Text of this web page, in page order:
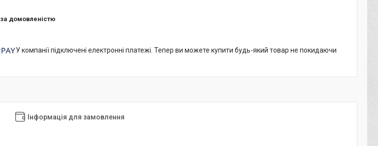
за домовленістю
У компанії підключені електронні платежі. Тепер ви можете купити будь-який товар не покидаючи
Інформація для замовлення